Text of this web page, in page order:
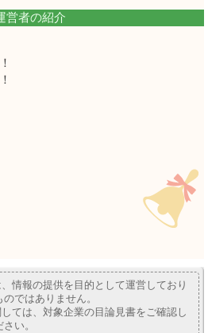
営者の紹介
情報の提供を目的として運営しており
ではありません。
ては、対象企業の目論見書をご確認し
い。